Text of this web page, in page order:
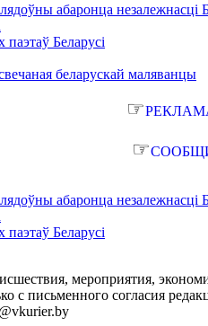
абаронца незалежнасці
Беларусі
беларускай маляванцы
☞
☞
абаронца незалежнасці
Беларусі
мероприятия,
с письменного согласия